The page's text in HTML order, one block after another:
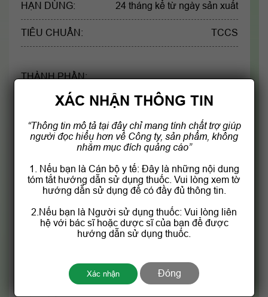
HẠN DÙNG: 24 tháng kể từ ngày sản xuất
TIÊU CHUẨN: TCCS
THÀNH PHẦN:
Công thức cho 150 g kem
Methyl salicylat 9 g
Eucalytol 1,5 g
Camphor 0,75 g
Vui lòng xem chi tiết các thông tin về thuốc
trong tờ hướng dẫn sử dụng thuốc đính kèm
XÁC NHẬN THÔNG TIN
“Thông tin mô tả tại đây chỉ mang tính chất trợ giúp
người đọc hiểu hơn về Công ty, sản phẩm, không
nhằm mục đích quảng cáo”
1. Nếu bạn là Cán bộ y tế: Đây là những nội dung
tóm tắt hướng dẫn sử dụng thuốc. Vui lòng xem tờ
hướng dẫn sử dụng để có đầy đủ thông tin.
2.Nếu bạn là Người sử dụng thuốc: Vui lòng liên
hệ với bác sĩ hoặc dược sĩ của bạn để được
hướng dẫn sử dụng thuốc.
Xác nhận Đóng